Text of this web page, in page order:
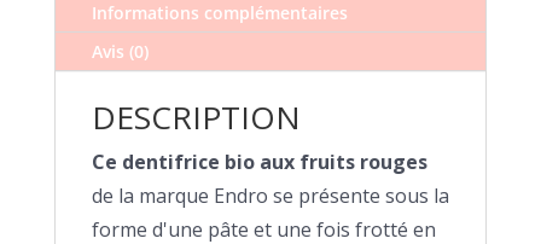
Informations complémentaires
Avis (0)
DESCRIPTION
Ce dentifrice bio aux fruits rouges
de la marque Endro se présente sous la
forme d'une pâte et une fois frotté en